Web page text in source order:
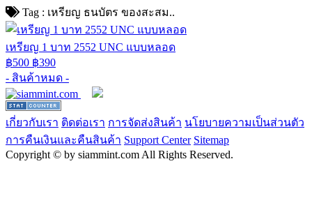
Tag : เหรียญ ธนบัตร ของสะสม..
เหรียญ 1 บาท 2552 UNC แบบหลอด
฿500 ฿390
- สินค้าหมด -
เกี่ยวกับเรา ติดต่อเรา การจัดส่งสินค้า นโยบายความเป็นส่วนตัว
การคืนเงินและคืนสินค้า Support Center Sitemap
Copyright © by siammint.com All Rights Reserved.